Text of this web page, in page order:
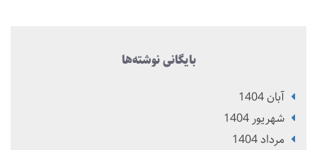
بایگانی نوشته‌ها
آبان 1404
شهریور 1404
مرداد 1404